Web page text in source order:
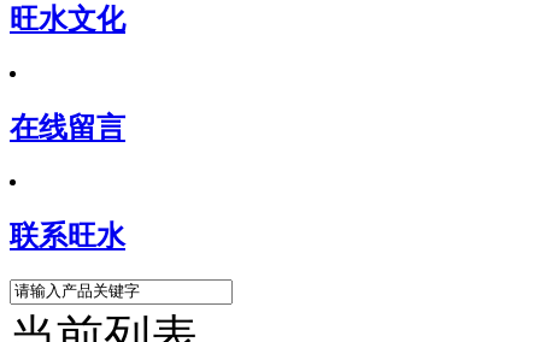
旺水文化
在线留言
联系旺水